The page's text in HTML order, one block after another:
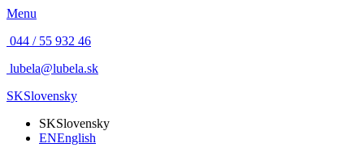
Menu
044 / 55 932 46
lubela@lubela.sk
SKSlovensky
SKSlovensky
ENEnglish